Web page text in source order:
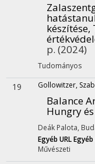
p. (2024)
Tudományos
19 Gollowitzer,
Balance
Hungry
Deák Palota,
Egyéb URLEgyéb
Művészeti